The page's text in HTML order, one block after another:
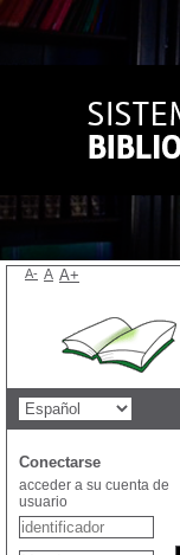
A- A A+
Conectarse
acceder a su cuenta de
usuario